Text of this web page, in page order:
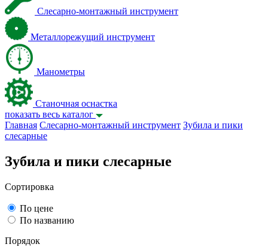
Слесарно-монтажный инструмент
Металлорежущий инструмент
Манометры
Станочная оснастка
показать весь каталог
Главная Слесарно-монтажный инструмент Зубила и пики
слесарные
Зубила и пики слесарные
Сортировка
По цене
По названию
Порядок